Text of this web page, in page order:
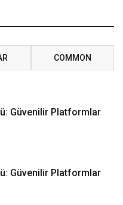
COMMON
Güvenilir Platformlar
Güvenilir Platformlar